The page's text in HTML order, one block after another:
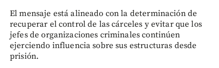
El mensaje está alineado con la determinación de
recuperar el control de las cárceles y evitar que los
jefes de organizaciones criminales continúen
ejerciendo influencia sobre sus estructuras desde
prisión.